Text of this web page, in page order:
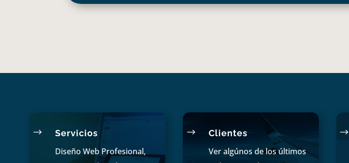
$ Servicios
Diseño Web Profesional,
$ Clientes
Ver algúnos de los últimos
$